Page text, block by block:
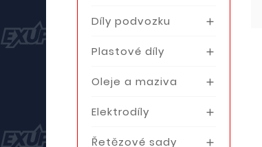
Díly podvozku 
Plastové díly 
Oleje a maziva 
Elektrodíly 
Řetězové sady 